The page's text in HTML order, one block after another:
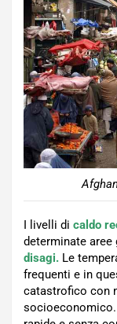
I livelli di caldo
determinate aree
disagi. Le
frequenti e in
catastrofico con